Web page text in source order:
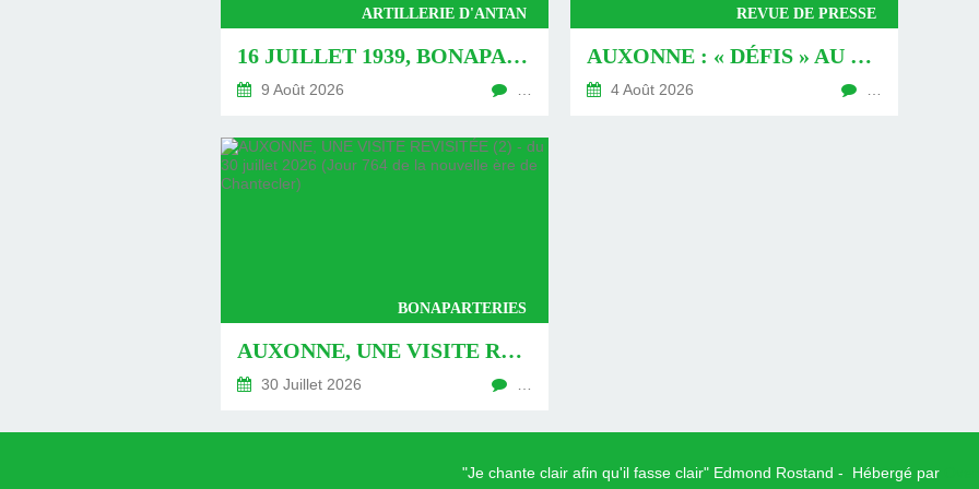
ARTILLERIE D'ANTAN
16 JUILLET 1939, BONAPARTE À LA FÊTE (1) - DU 09 AOÛT 2026 (JOUR 774 DE LA NOUVELLE ÈRE DE CHANTECLER)
9 Août 2026 …
REVUE DE PRESSE
AUXONNE : « DÉFIS » AU PIED DU MUR - DU 04 AOÛT 2026 (JOUR 771 DE LA NOUVELLE ÈRE DE CHANTECLER)
4 Août 2026 …
BONAPARTERIES
AUXONNE, UNE VISITE REVISITÉE (2) - DU 30 JUILLET 2026 (JOUR 764 DE LA NOUVELLE ÈRE DE CHANTECLER)
30 Juillet 2026 …
"Je chante clair afin qu'il fasse clair" Edmond Rostand - Hébergé par